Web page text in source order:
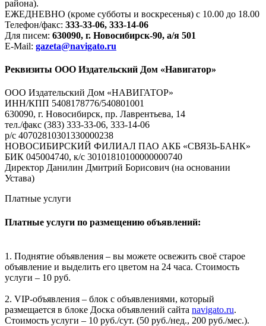
района).
ЕЖЕДНЕВНО (кроме субботы и воскресенья) с 10.00 до 18.00
Телефон/факс: 333-33-06, 333-14-06
Для писем: 630090, г. Новосибирск-90, а/я 501
E-Mail: gazeta@navigato.ru
Реквизиты ООО Издательский Дом «Навигатор»
ООО Издательский Дом «НАВИГАТОР»
ИНН/КПП 5408178776/540801001
630090, г. Новосибирск, пр. Лаврентьева, 14
тел./факс (383) 333-33-06, 333-14-06
р/с 40702810301330000238
НОВОСИБИРСКИЙ ФИЛИАЛ ПАО АКБ «СВЯЗЬ-БАНК»
БИК 045004740, к/с 30101810100000000740
Директор Данилин Дмитрий Борисович (на основании
Устава)
Платные услуги
Платные услуги по размещению объявлений:
1. Поднятие объявления – вы можете освежить своё старое
объявление и выделить его цветом на 24 часа. Стоимость
услуги – 10 руб.
2. VIP-объявления – блок с объявлениями, который
размещается в блоке Доска объявлений сайта navigato.ru.
Стоимость услуги – 10 руб./сут. (50 руб./нед., 200 руб./мес.).